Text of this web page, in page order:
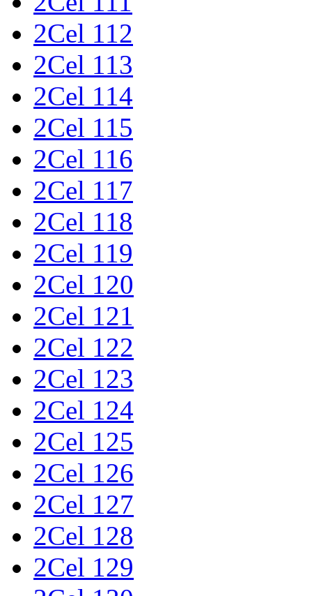
2Cel 112
2Cel 113
2Cel 114
2Cel 115
2Cel 116
2Cel 117
2Cel 118
2Cel 119
2Cel 120
2Cel 121
2Cel 122
2Cel 123
2Cel 124
2Cel 125
2Cel 126
2Cel 127
2Cel 128
2Cel 129